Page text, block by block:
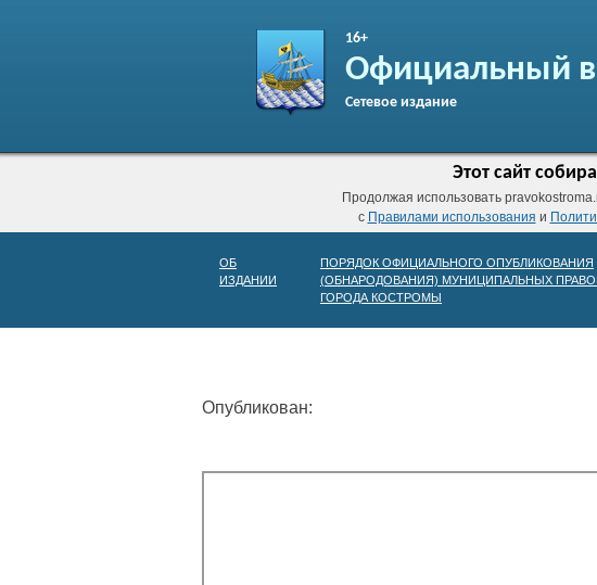
16+
Официальный
Сетевое издание
Этот сайт
Продолжая использовать
с Правилами использования и
ОБ
ИЗДАНИИ
ПОРЯДОК ОФИЦИАЛЬНОГО ОПУБЛИКОВАНИЯ
(ОБНАРОДОВАНИЯ) МУНИЦИПАЛЬНЫХ
ГОРОДА КОСТРОМЫ
Опубликован: